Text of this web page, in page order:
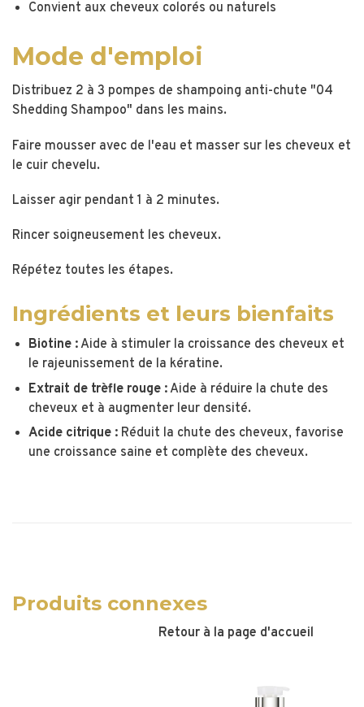
Convient aux cheveux colorés ou naturels
Mode d'emploi
Distribuez 2 à 3 pompes de shampoing anti-chute "04
Shedding Shampoo" dans les mains.
Faire mousser avec de l'eau et masser sur les cheveux et
le cuir chevelu.
Laisser agir pendant 1 à 2 minutes.
Rincer soigneusement les cheveux.
Répétez toutes les étapes.
Ingrédients et leurs bienfaits
Biotine :Aide à stimuler la croissance des cheveux et
le rajeunissement de la kératine.
Extrait de trèfle rouge :Aide à réduire la chute des
cheveux et à augmenter leur densité.
Acide citrique : Réduit la chute des cheveux, favorise
une croissance saine et complète des cheveux.
Produits connexes
Retour à la page d'accueil